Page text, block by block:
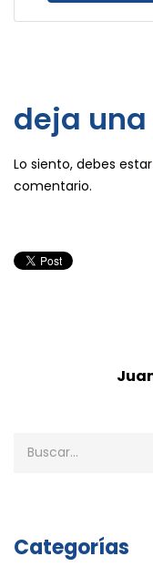
deja
Lo siento, debes estar
comentario.
Categorías